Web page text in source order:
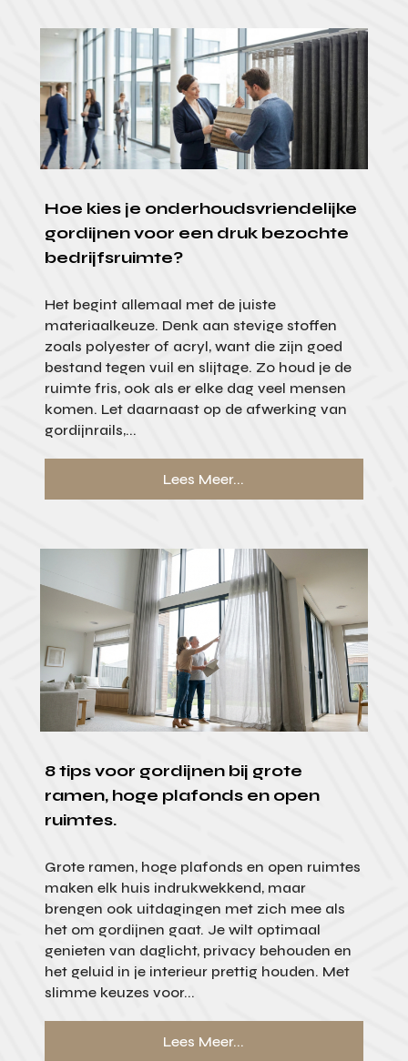
Hoe kies je onderhoudsvriendelijke
gordijnen voor een druk bezochte
bedrijfsruimte?
Het begint allemaal met de juiste
materiaalkeuze. Denk aan stevige stoffen
zoals polyester of acryl, want die zijn goed
bestand tegen vuil en slijtage. Zo houd je de
ruimte fris, ook als er elke dag veel mensen
komen. Let daarnaast op de afwerking van
gordijnrails,...
Lees Meer...
8 tips voor gordijnen bij grote
ramen, hoge plafonds en open
ruimtes.
Grote ramen, hoge plafonds en open ruimtes
maken elk huis indrukwekkend, maar
brengen ook uitdagingen met zich mee als
het om gordijnen gaat. Je wilt optimaal
genieten van daglicht, privacy behouden en
het geluid in je interieur prettig houden. Met
slimme keuzes voor...
Lees Meer...